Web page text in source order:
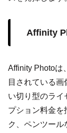
Affinity
Affinity Photoは
目されている
い切り型のライ
プション料金を
ク、ペンツー